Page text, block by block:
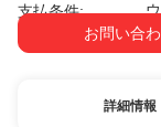
支払条件:
お問い合
詳細情報